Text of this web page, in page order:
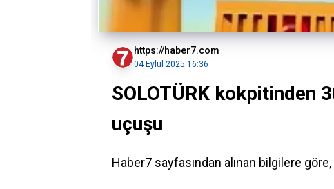
https://haber7.com
04 Eylül 2025 16:36
SOLOTÜRK kokpitinden
uçuşu
Haber7 sayfasından alınan bilgilere